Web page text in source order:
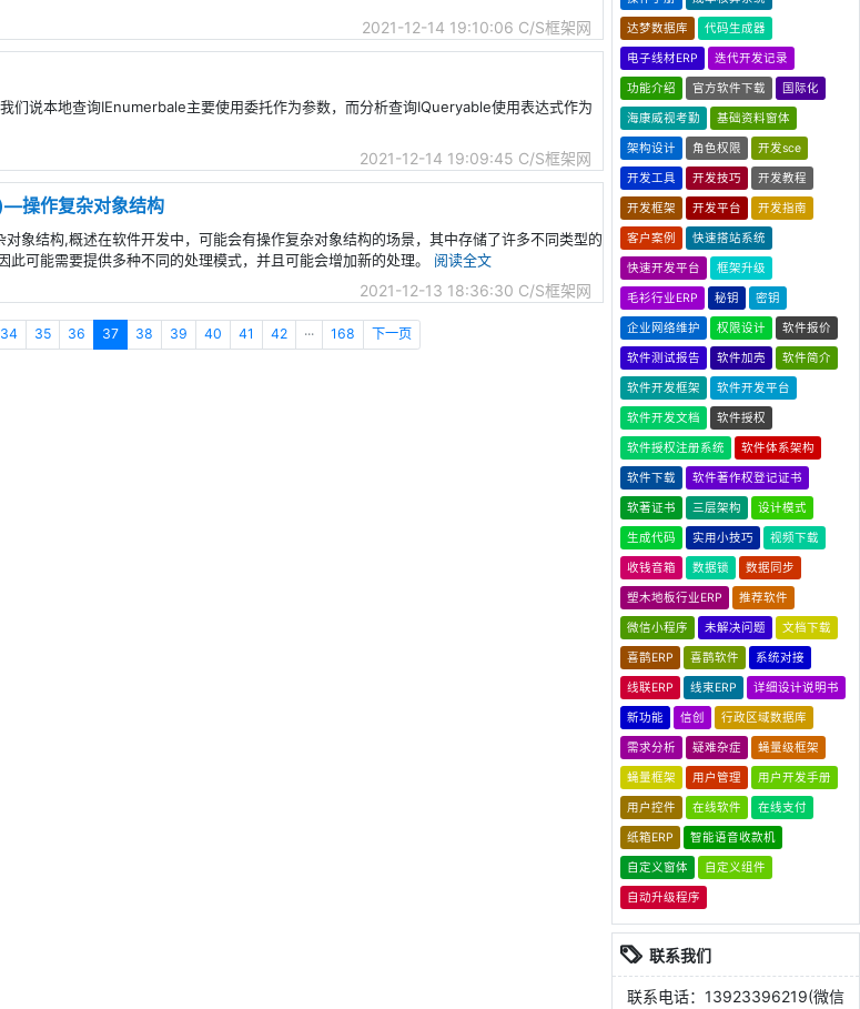
2021-12-14 19:10:06 C/S框架网
们说本地查询IEnumerbale主要使用委托作为参数，而分析查询IQueryable使用表达式作为
2021-12-14 19:09:45 C/S框架网
操作复杂对象结构
结构,概述在软件开发中，可能会有操作复杂对象结构的场景，其中存储了许多不同类型的
可能需要提供多种不同的处理模式，并且可能会增加新的处理。 阅读全文
2021-12-13 18:36:30 C/S框架网
34 35 36 37 38 39 40 41 42 ··· 168 下一页
达梦数据库 代码生成器
电子线材ERP 迭代开发记录
功能介绍 官方软件下载 国际化
海康威视考勤 基础资料窗体
架构设计 角色权限 开发sce
开发工具 开发技巧 开发教程
开发框架 开发平台 开发指南
客户案例 快速搭站系统
快速开发平台 框架升级
毛衫行业ERP 秘钥 密钥
企业网络维护 权限设计 软件报价
软件测试报告 软件加壳 软件简介
软件开发框架 软件开发平台
软件开发文档 软件授权
软件授权注册系统 软件体系架构
软件下载 软件著作权登记证书
软著证书 三层架构 设计模式
生成代码 实用小技巧 视频下载
收钱音箱 数据锁 数据同步
塑木地板行业ERP 推荐软件
微信小程序 未解决问题 文档下载
喜鹊ERP 喜鹊软件 系统对接
线联ERP 线束ERP 详细设计说明书
新功能 信创 行政区域数据库
需求分析 疑难杂症 蝇量级框架
蝇量框架 用户管理 用户开发手册
用户控件 在线软件 在线支付
纸箱ERP 智能语音收款机
自定义窗体 自定义组件
自动升级程序
联系我们
联系电话：13923396219(微信